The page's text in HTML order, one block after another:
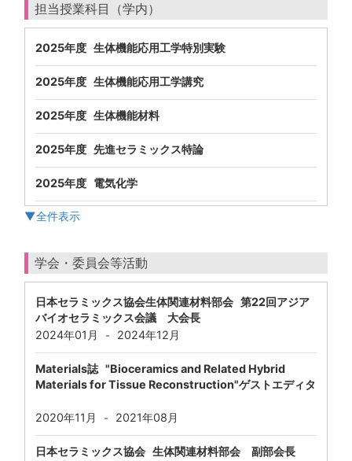
担当授業科目（学内）
2025年度 生体機能応用工学特別実験
2025年度 生体機能応用工学講究
2025年度 生体機能材料
2025年度 先進セラミックス特論
2025年度 電気化学
▼全件表示
学会・委員会等活動
日本セラミックス協会生体関連材料部会 第22回アジア
バイオセラミックス会議 大会長
2024年01月
- 2024年12月
Materials誌 "Bioceramics and Related Hybrid
Materials for Tissue Reconstruction"ゲストエディタ
2020年11月 - 2021年08月
日本セラミックス協会 生体関連材料部会 副部会長